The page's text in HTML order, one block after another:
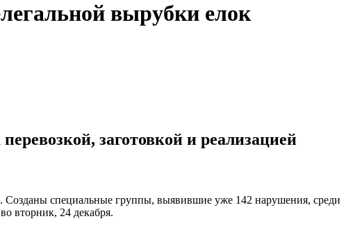
вырубки елок
заготовкой и реализацией
Созданы специальные группы, выявившие уже 142 нарушения, среди
вторник, 24 декабря.